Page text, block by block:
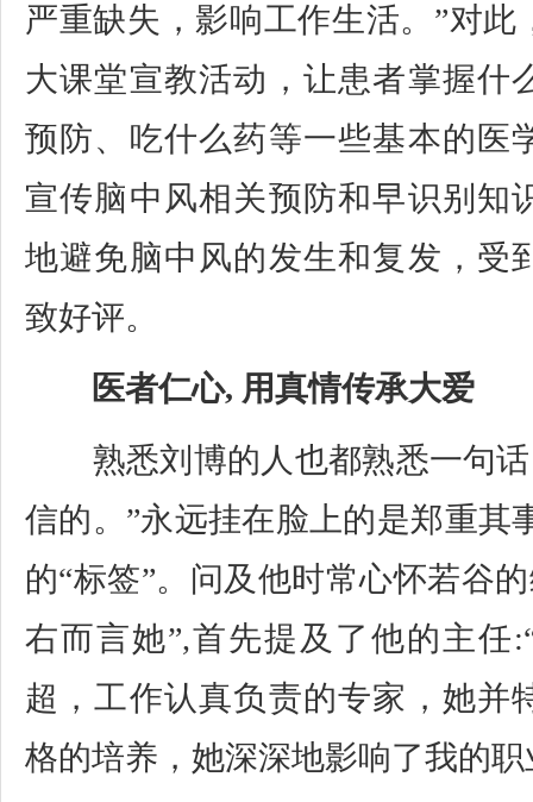
严重缺失，影响工作生活。”对
大课堂宣教活动，让患者掌握什
预防、吃什么药等一些基本的医
宣传脑中风相关预防和早识别知
地避免脑中风的发生和复发，受
致好评。
医者仁心, 用真情传承大爱
熟悉刘博的人也都熟悉一句话
信的。”永远挂在脸上的是郑重其
的“标签”。问及他时常心怀若谷
右而言她”,首先提及了他的主任
超，工作认真负责的专家，她并
格的培养，她深深地影响了我的职